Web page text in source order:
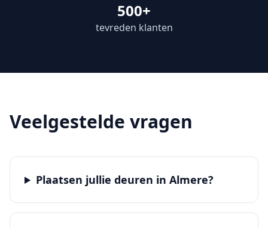
500+
tevreden klanten
Veelgestelde vragen
Plaatsen jullie deuren in Almere?